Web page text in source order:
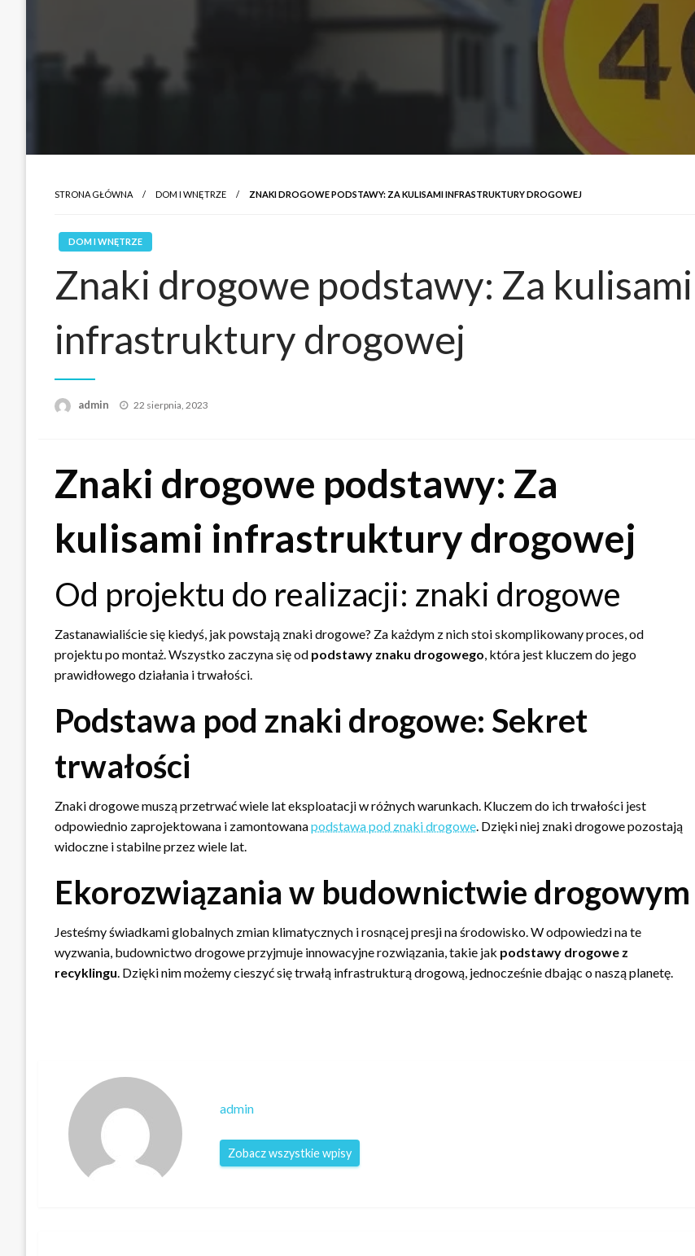
STRONA GŁÓWNA DOM I WNĘTRZE ZNAKI DROGOWE PODSTAWY: ZA KULISAMI INFRASTRUKTURY DROGOWEJ
DOM I WNĘTRZE
Znaki drogowe podstawy: Za kulisami
infrastruktury drogowej
admin
Opublikowane
22 sierpnia, 2023
Znaki drogowe podstawy: Za
kulisami infrastruktury drogowej
Od projektu do realizacji: znaki drogowe
Zastanawialiście się kiedyś, jak powstają znaki drogowe? Za każdym z nich stoi skomplikowany proces, od
projektu po montaż. Wszystko zaczyna się od podstawy znaku drogowego, która jest kluczem do jego
prawidłowego działania i trwałości.
Podstawa pod znaki drogowe: Sekret
trwałości
Znaki drogowe muszą przetrwać wiele lat eksploatacji w różnych warunkach. Kluczem do ich trwałości jest
odpowiednio zaprojektowana i zamontowanapodstawa pod znaki drogowe. Dzięki niej znaki drogowe pozostają
widoczne i stabilne przez wiele lat.
Ekorozwiązania w budownictwie drogowym
Jesteśmy świadkami globalnych zmian klimatycznych i rosnącej presji na środowisko. W odpowiedzi na te
wyzwania, budownictwo drogowe przyjmuje innowacyjne rozwiązania, takie jak podstawy drogowe z
recyklingu. Dzięki nim możemy cieszyć się trwałą infrastrukturą drogową, jednocześnie dbając o naszą planetę.
admin
Zobacz wszystkie wpisy